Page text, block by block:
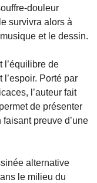
douleur
survivra alors à
et le dessin.
l’équilibre de
l’espoir. Porté par
l’auteur fait
de présenter
preuve d’une
alternative
le milieu du